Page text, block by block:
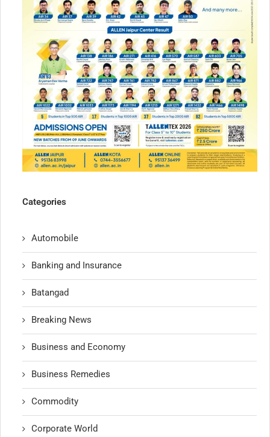
Categories
Automobile
Banking and Insurance
Batangad
Breaking News
Business and Economy
Business Remedies
Commodity
Corporate World